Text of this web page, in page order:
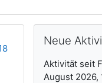
Neue
Aktivität seit
August 2026,